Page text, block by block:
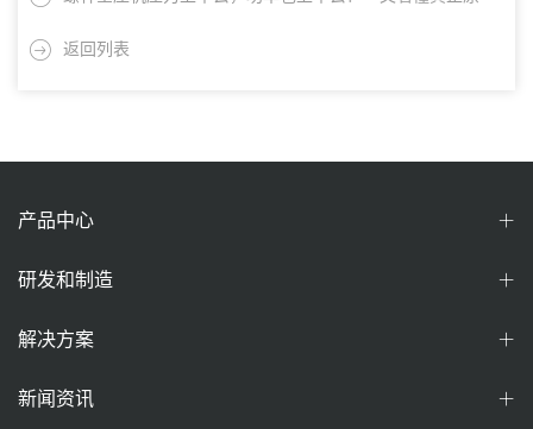
因！ 返回列表
产品中心
研发和制造
解决方案
新闻资讯